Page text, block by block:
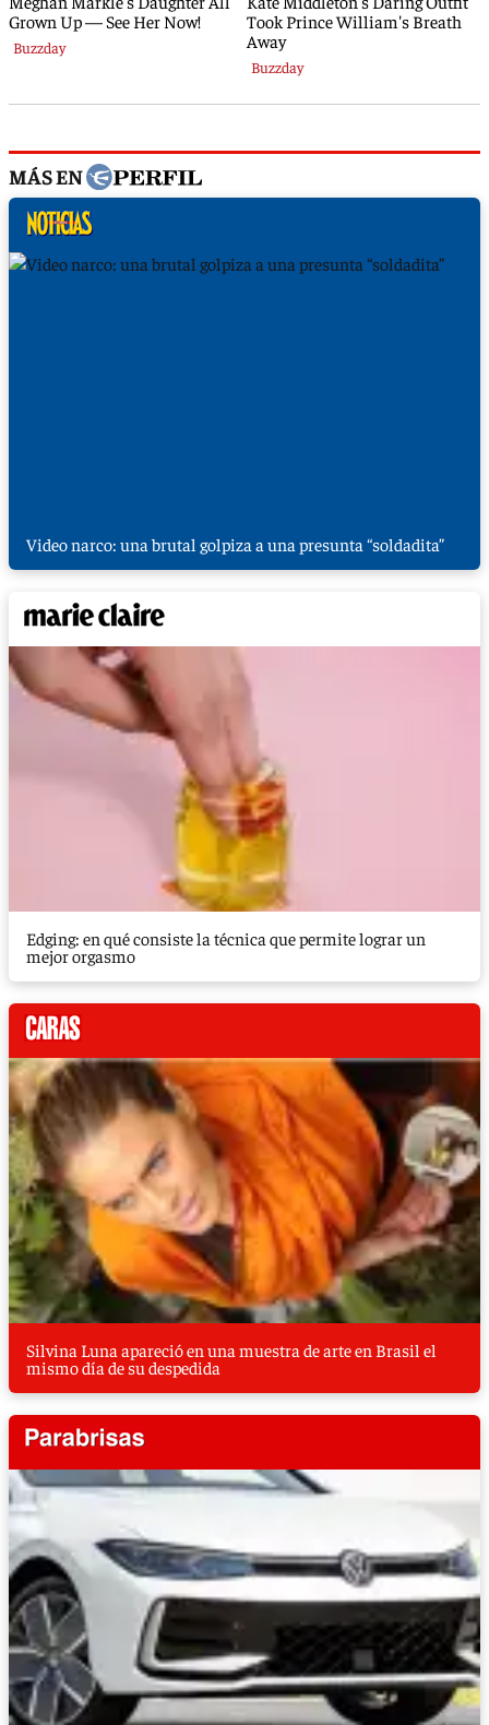
MÁS EN
Video narco: una brutal golpiza a una presunta “soldadita”
Edging: en qué consiste la técnica que permite lograr un
mejor orgasmo
Silvina Luna apareció en una muestra de arte en Brasil el
mismo día de su despedida